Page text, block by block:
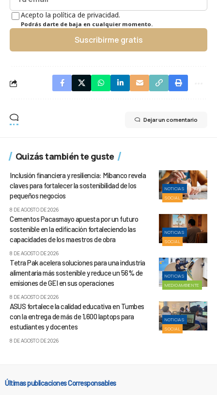
Acepto la política de privacidad.
Podrás darte de baja en cualquier momento.
Suscribirme gratis
Dejar un comentario
Quizás también te guste
NOTICIAS
SOCIAL
Inclusión financiera y resiliencia: Mibanco revela
claves para fortalecer la sostenibilidad de los
pequeños negocios
8 DE AGOSTO DE 2026
NOTICIAS
SOCIAL
Cementos Pacasmayo apuesta por un futuro
sostenible en la edificación fortaleciendo las
capacidades de los maestros de obra
8 DE AGOSTO DE 2026
NOTICIAS
MEDIOAMBIENTE
Tetra Pak acelera soluciones para una industria
alimentaria más sostenible y reduce un 56% de
emisiones de GEI en sus operaciones
8 DE AGOSTO DE 2026
NOTICIAS
SOCIAL
ASUS fortalece la calidad educativa en Tumbes
con la entrega de más de 1,600 laptops para
estudiantes y docentes
8 DE AGOSTO DE 2026
Últimas publicaciones Corresponsables